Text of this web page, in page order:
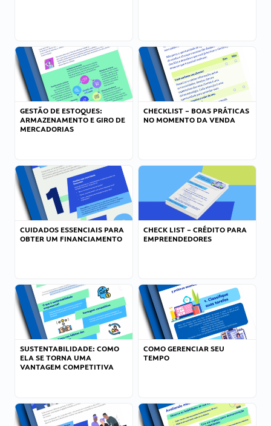
GESTÃO DE ESTOQUES:
ARMAZENAMENTO E GIRO DE
MERCADORIAS
CHECKLIST – BOAS PRÁTICAS
NO MOMENTO DA VENDA
CUIDADOS ESSENCIAIS PARA
OBTER UM FINANCIAMENTO
CHECK LIST – CRÉDITO PARA
EMPREENDEDORES
SUSTENTABILIDADE: COMO
ELA SE TORNA UMA
VANTAGEM COMPETITIVA
COMO GERENCIAR SEU
TEMPO